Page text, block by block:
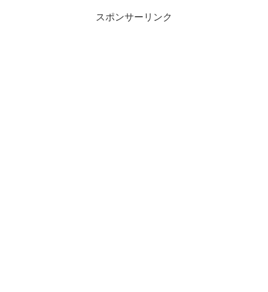
スポンサーリンク